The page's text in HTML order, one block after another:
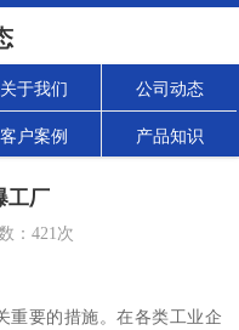
关于我们 公司动态
客户案例 产品知识
工厂
： 421次
重要的措施。在各类工业企